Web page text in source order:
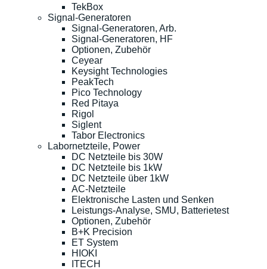
TekBox
Signal-Generatoren
Signal-Generatoren, Arb.
Signal-Generatoren, HF
Optionen, Zubehör
Ceyear
Keysight Technologies
PeakTech
Pico Technology
Red Pitaya
Rigol
Siglent
Tabor Electronics
Labornetzteile, Power
DC Netzteile bis 30W
DC Netzteile bis 1kW
DC Netzteile über 1kW
AC-Netzteile
Elektronische Lasten und Senken
Leistungs-Analyse, SMU, Batterietest
Optionen, Zubehör
B+K Precision
ET System
HIOKI
ITECH